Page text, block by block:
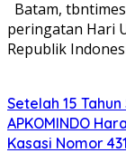
Batam,
peringatan Hari
Republik
Setelah 15
APKOMINDO
Kasasi Nomor